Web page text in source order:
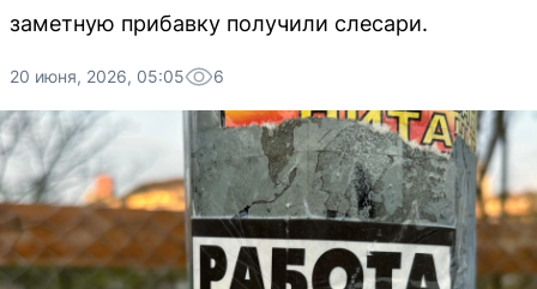
заметную прибавку получили слесари.
20 июня, 2026, 05:05 6